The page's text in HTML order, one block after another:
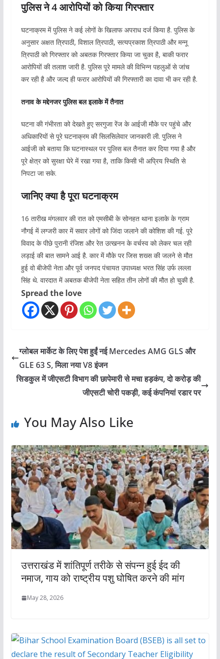
पुलिस ने 4 आरोपियों को किया गिरफ्तार
घटनाक्रम में पुलिस ने कई लोगों के खिलाफ अपराध दर्ज किया है. पुलिस के
अनुसार अक्षत त्रिपाठी, विशाल त्रिपाठी, सत्यप्रकाश त्रिपाठी और मन्नू
त्रिपाठी को गिरफ्तार को अबतक गिरफ्तार किया जा चुका है, बाकी फरार
आरोपियों की तलाश जारी है. पुलिस पूरे मामले की विभिन्न पहलुओं से जांच
कर रही है और जल्द ही फरार आरोपियों की गिरफ्तारी का दावा भी कर रही है.
तनाव के मद्देनजर पुलिस बल इलाके में तैनात
घटना की गंभीरता को देखते हुए सरगुजा रेंज के आईजी मौके पर पहुंचे और
अधिकारियों से पूरे घटनाक्रम की सिलसिलेवार जानकारी ली. पुलिस ने
आईजी को बताया कि घटनास्थल पर पुलिस बल तैनात कर दिया गया है और
पूरे क्षेत्र को सुरक्षा घेरे में रखा गया है, ताकि किसी भी अप्रिय स्थिति से
निपटा जा सके.
जानिए क्या है पूरा घटनाक्रम
16 तारीख मंगलवार की रात को एमसीबी के सोनहत थाना इलाके के ग्राम
नौगई में लग्जरी कार में सवार लोगों को जिंदा जलाने की कोशिश की गई. पूरे
विवाद के पीछे पुरानी रंजिश और रेत उत्खनन के वर्चस्व को लेकर चल रही
लड़ाई की बात सामने आई है. कार में मौके पर जिस शख्स की जलने से मौत
हुई वो बीजेपी नेता और पूर्व जनपद पंचायत उपाध्यक्ष भरत सिंह उर्फ लल्ला
सिंह थे. वारदात में अबतक बीजेपी नेता सहित तीन लोगों की मौत हो चुकी है.
Spread the love
ग्लोबल मार्केट के लिए पेश हुईं नई Mercedes AMG GLS और
GLE 63 S, मिला नया V8 इंजन
सिडकुल में जीएसटी विभाग की छापेमारी से मचा हड़कंप, दो करोड़ की
जीएसटी चोरी पकड़ी, कई कंपनियां रडार पर
You May Also Like
उत्तराखंड में शांतिपूर्ण तरीके से संपन्न हुई ईद की
नमाज, गाय को राष्ट्रीय पशु घोषित करने की मांग
May 28, 2026